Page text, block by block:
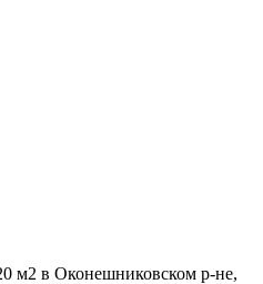
м2 в Оконешниковском р-не,